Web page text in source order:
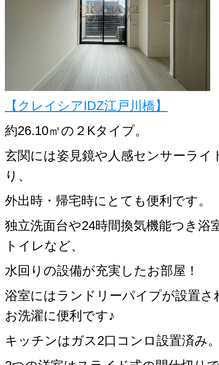
【クレイシアIDZ江戸川橋】
約26.10㎡の２Kタイプ。
玄関には姿見鏡や人感センサーライ
り、
外出時・帰宅時にとても便利です。
独立洗面台や24時間換気機能つき浴
トイレなど、
水回りの設備が充実したお部屋！
浴室にはランドリーパイプが設置さ
お洗濯に便利です♪
キッチンはガス2口コンロ設置済み